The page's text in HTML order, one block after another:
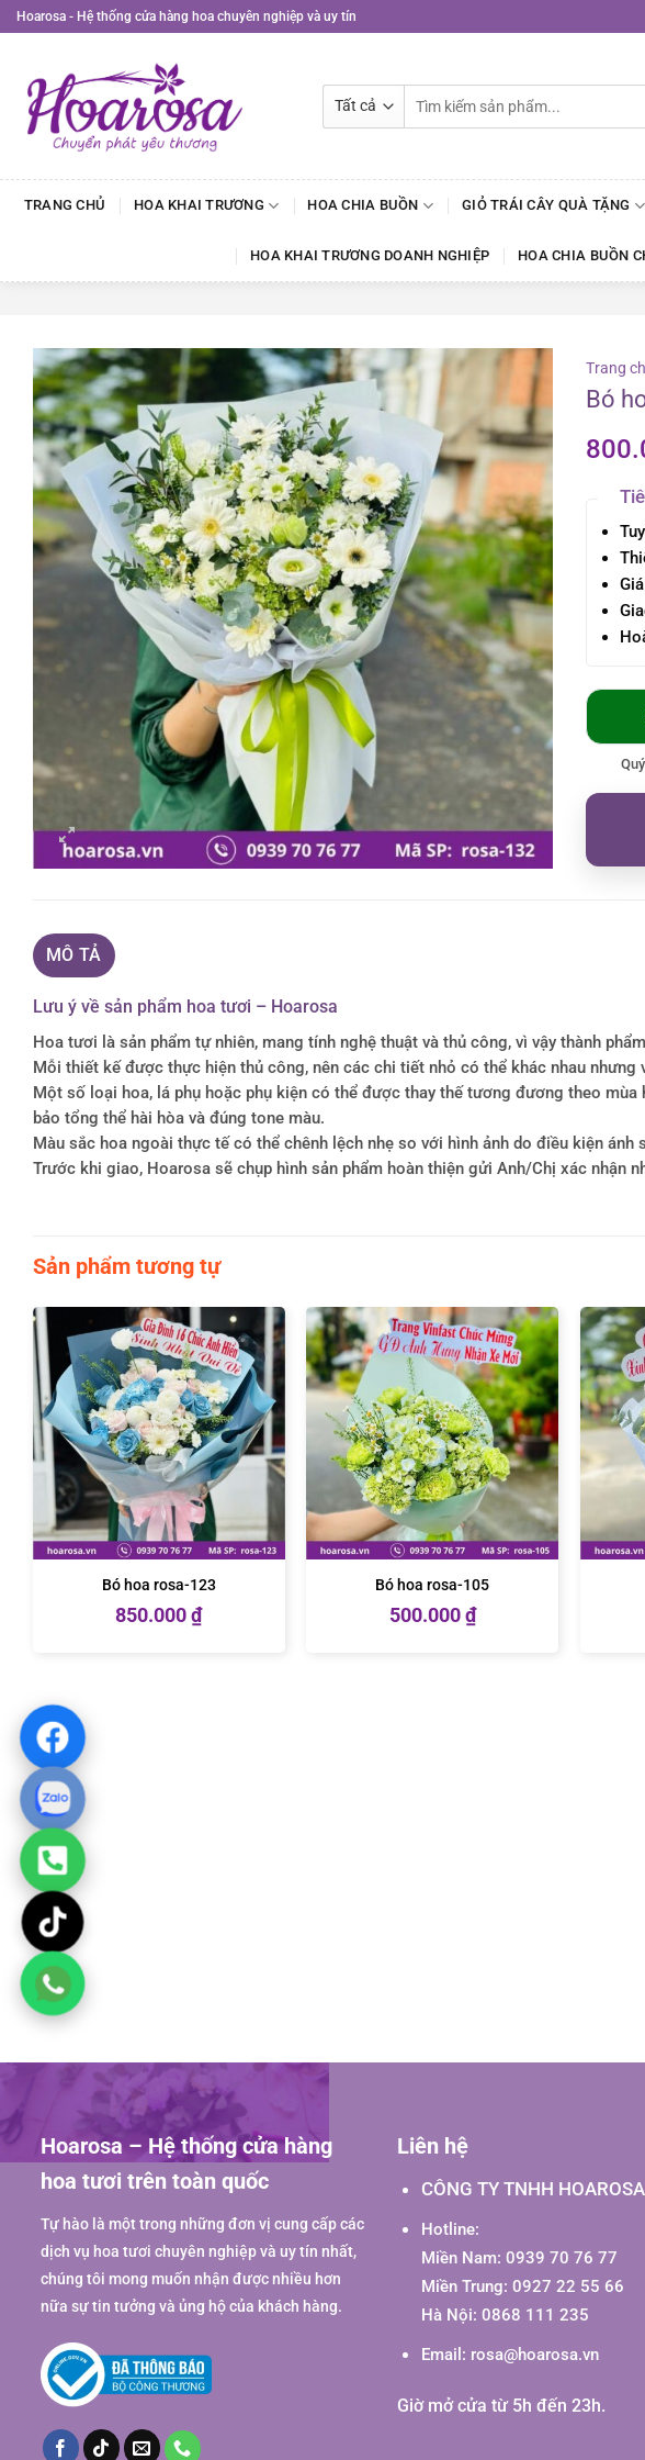
Bỏ
qua
dung
Hoarosa - Hệ thống cửa hàng hoa chuyên nghiệp và uy tín
kiếm:
TRANG CHỦ HOA KHAI TRƯƠNG HOA CHIA BUỒN GIỎ TRÁI CÂY QUÀ TẶNG
HOA KHAI TRƯƠNG DOANH NGHIỆP HOA CHIA BUỒN
Trang
Bó
MÔ TẢ
Lưu ý về sản phẩm hoa tươi – Hoarosa
Hoa tươi là sản phẩm tự nhiên, mang tính nghệ thuật và thủ công, vì vậy thành
Mỗi thiết kế được thực hiện thủ công, nên các chi tiết nhỏ có thể khác nhau nhưng
Một số loại hoa, lá phụ hoặc phụ kiện có thể được thay thế tương đương theo
bảo tổng thể hài hòa và đúng tone màu.
Màu sắc hoa ngoài thực tế có thể chênh lệch nhẹ so với hình ảnh do điều kiện ánh
Trước khi giao, Hoarosa sẽ chụp hình sản phẩm hoàn thiện gửi Anh/Chị xác nhận
Sản phẩm tương tự
Bó hoa rosa-123
850.000₫
Bó hoa rosa-105
500.000₫
Hoarosa – Hệ thống cửa hàng
hoa tươi trên toàn quốc
Tự hào là một trong những đơn vị cung cấp các
dịch vụ hoa tươi chuyên nghiệp và uy tín nhất,
chúng tôi mong muốn nhận được nhiều hơn
nữa sự tin tưởng và ủng hộ của khách hàng.
Liên hệ
CÔNG TY TNHH
Hotline:
Miền Nam: 0939 70 76 77
Miền Trung: 0927 22 55 66
Hà Nội: 0868 111 235
Email: rosa@hoarosa.vn
Giờ mở cửa từ 5h đến 23h.